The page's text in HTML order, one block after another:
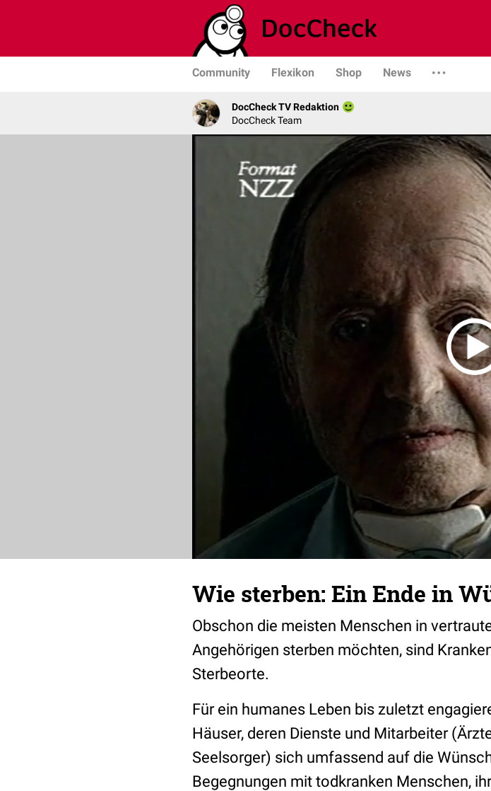
Community Flexikon Shop News
DocCheck TV Redaktion
DocCheck Team
Wie sterben: Ein Ende in
Obschon die meisten Menschen in
Angehörigen sterben möchten, sind
Sterbeorte.
Für ein humanes Leben bis zuletzt
Häuser, deren Dienste und Mitarbeiter
Seelsorger) sich umfassend auf die
Begegnungen mit todkranken Menschen,